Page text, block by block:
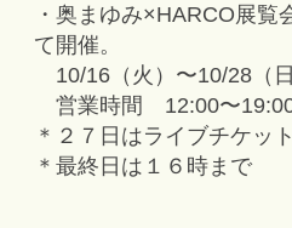
・奥まゆみ×HARCO展覧
て開催。
10/16（火）〜10/28（
営業時間 12:00〜
＊２７日はライブチケッ
＊最終日は１６時まで